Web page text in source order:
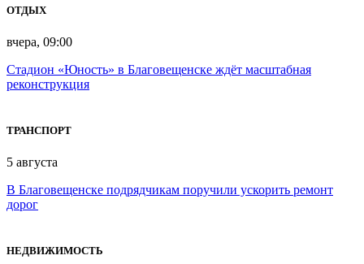
ОТДЫХ
вчера, 09:00
Стадион «Юность» в Благовещенске ждёт масштабная
реконструкция
ТРАНСПОРТ
5 августа
В Благовещенске подрядчикам поручили ускорить ремонт
дорог
НЕДВИЖИМОСТЬ